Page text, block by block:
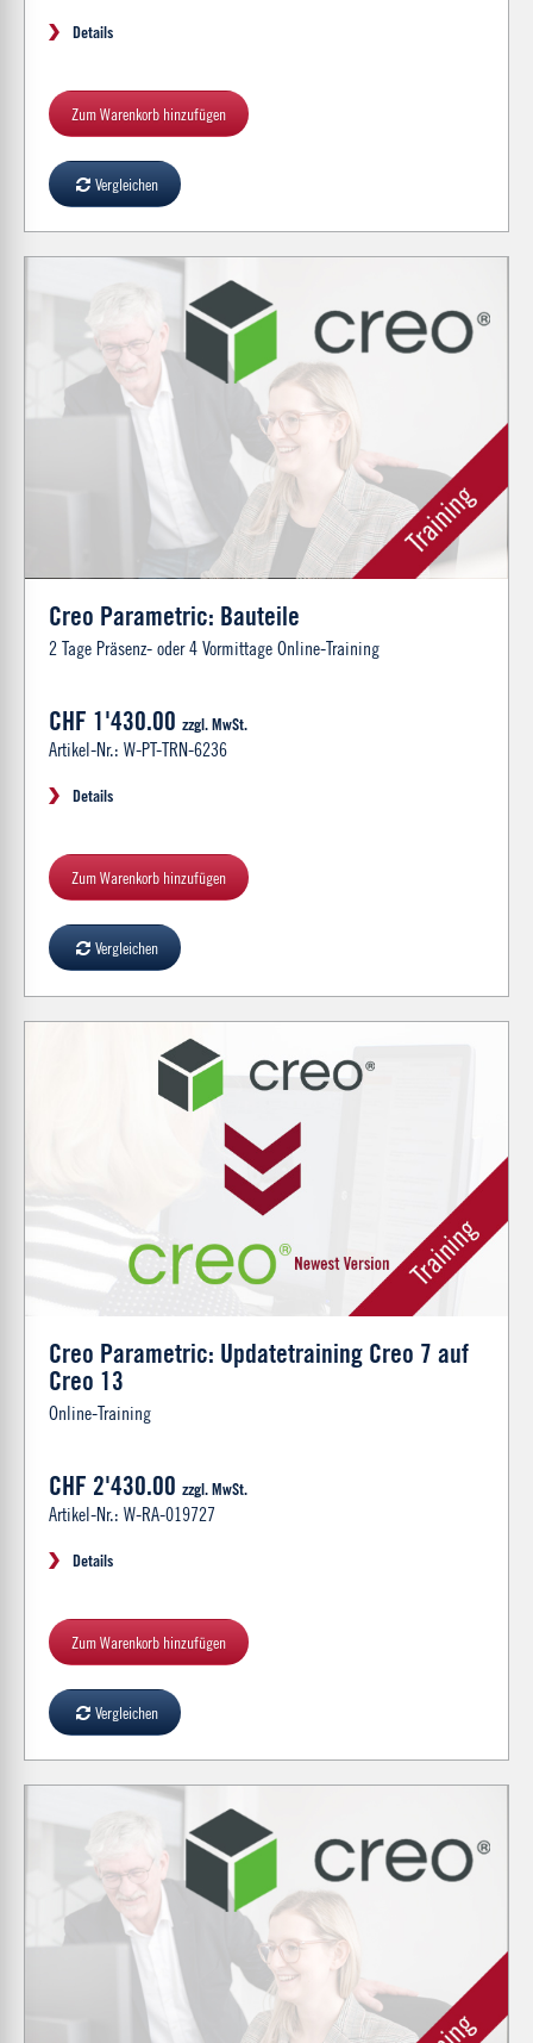
Details
Zum Warenkorb hinzufügen
Vergleichen
Creo Parametric: Bauteile
2 Tage Präsenz- oder 4 Vormittage Online-Training
CHF 1'430.00 zzgl. MwSt.
Artikel-Nr.: W-PT-TRN-6236
Details
Zum Warenkorb hinzufügen
Vergleichen
Creo Parametric: Updatetraining Creo 7 auf
Creo 13
Online-Training
CHF 2'430.00 zzgl. MwSt.
Artikel-Nr.: W-RA-019727
Details
Zum Warenkorb hinzufügen
Vergleichen